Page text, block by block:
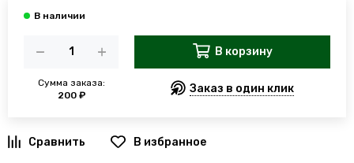
Сумма заказа:
200 ₽
В корзину
Заказ в один клик
В избранное